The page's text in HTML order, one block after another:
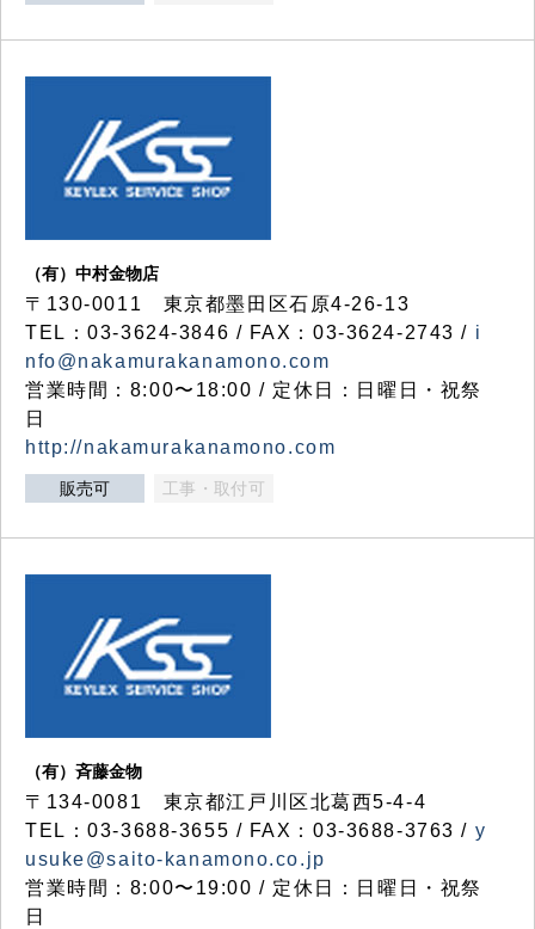
（有）中村金物店
〒130-0011 東京都墨田区石原4-26-13
TEL：03-3624-3846 / FAX：03-3624-2743 / i
nfo@nakamurakanamono.com
営業時間：8:00〜18:00 / 定休日：日曜日・祝祭
日
http://nakamurakanamono.com
販売可 工事・取付可
（有）斉藤金物
〒134-0081 東京都江戸川区北葛西5-4-4
TEL：03-3688-3655 / FAX：03-3688-3763 / y
usuke@saito-kanamono.co.jp
営業時間：8:00〜19:00 / 定休日：日曜日・祝祭
日